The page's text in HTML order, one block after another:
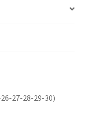
27-28-29-30)